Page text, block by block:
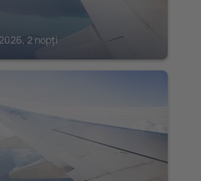
2 nopți